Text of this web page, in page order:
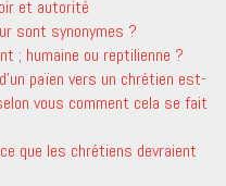
et autorité
sont synonymes ?
; humaine ou reptilienne ?
païen vers un chrétien est-
vous comment cela se fait
que les chrétiens devraient